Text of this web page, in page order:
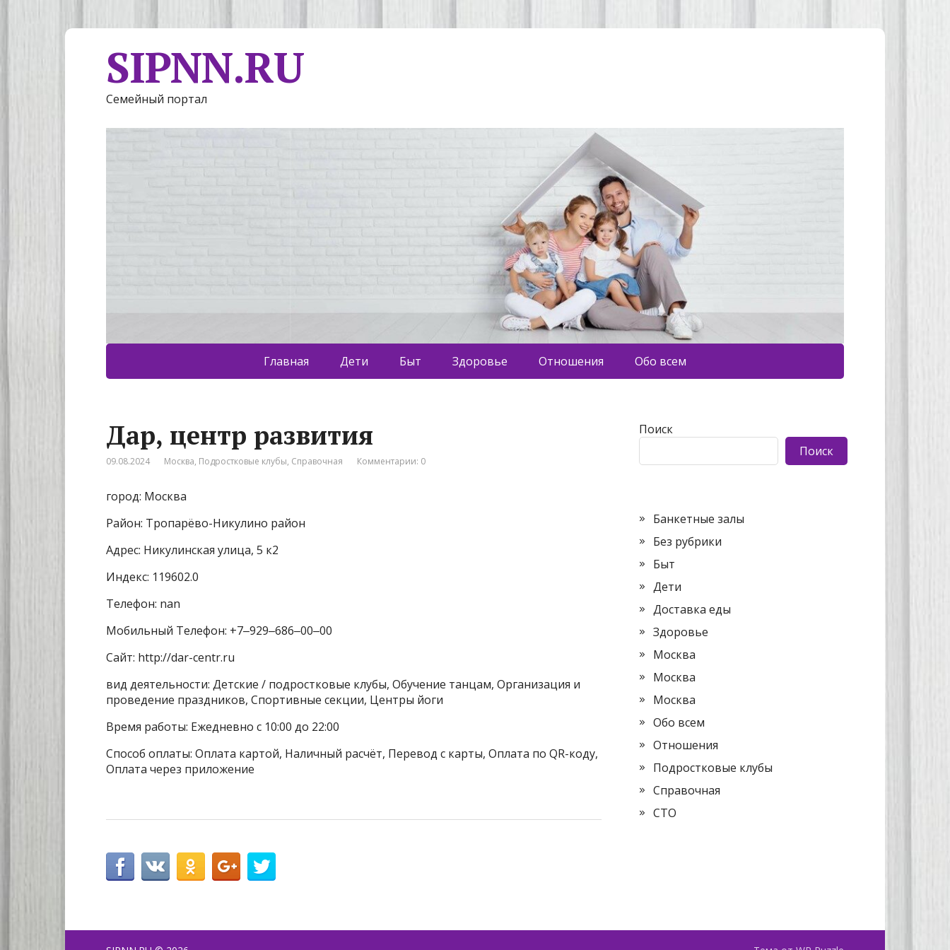
SIPNN.RU
Семейный портал
Главная Дети Быт Здоровье Отношения Обо всем
Дар, центр развития
09.08.2024 Москва, Подростковые клубы, Справочная Комментарии: 0
город: Москва
Район: Тропарёво-Никулино район
Адрес: Никулинская улица, 5 к2
Индекс: 119602.0
Телефон: nan
Мобильный Телефон: +7‒929‒686‒00‒00
Сайт: http://dar-centr.ru
вид деятельности: Детские / подростковые клубы, Обучение танцам, Организация и
проведение праздников, Спортивные секции, Центры йоги
Время работы: Ежедневно с 10:00 до 22:00
Способ оплаты: Оплата картой, Наличный расчёт, Перевод с карты, Оплата по QR-коду,
Оплата через приложение
Поиск
Поиск
Банкетные залы
Без рубрики
Быт
Дети
Доставка еды
Здоровье
Москва
Москва
Москва
Обо всем
Отношения
Подростковые клубы
Справочная
СТО